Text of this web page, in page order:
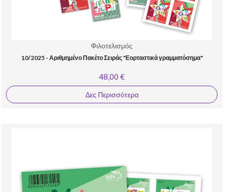
Φιλοτελισμός
10/2025 - Αριθμημένο Πακέτο Σειράς "Εορταστικά γραμματόσημα"
48,00 €
Δες Περισσότερα